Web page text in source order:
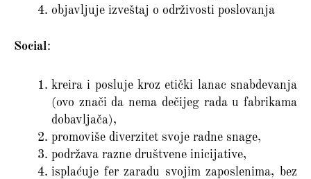
objavljuje izveštaj o održivosti poslovanja
Social :
kreira i posluje kroz etički lanac snabdevanja
(ovo znači da nema dečijeg rada u fabrikama
dobavljača),
promoviše diverzitet svoje radne snage,
podržava razne društvene inicijative,
isplaćuje fer zaradu svojim zaposlenima, bez